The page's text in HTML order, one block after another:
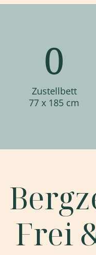
Zustellbett
77 x 185 cm
0
Frei